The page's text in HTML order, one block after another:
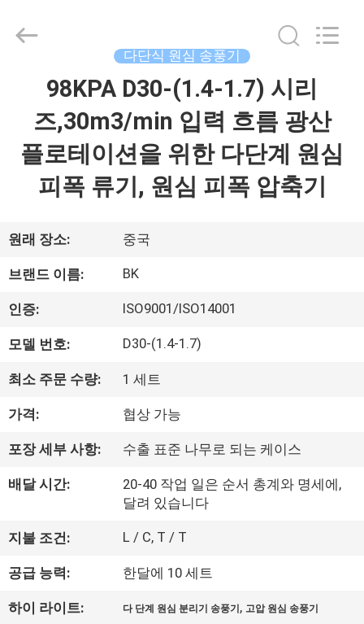
동
영
상
우
리
에
대
하
공
장
Reserved.
다단식 원심 송풍기
98KPA D30-(1.4-1.7) 시리
즈,30m3/min 입력 흐름 광산
플로테이션을 위한 다단계 원심
피폭 류기, 원심 피폭 압축기
원래 장소: 중국
브랜드 이름: BK
인증: ISO9001/ISO14001
모델 번호: D30-(1.4-1.7)
최소 주문 수량: 1 세트
가격: 협상 가능
포장 세부 사항: 수출 표준 나무로 되는 케이스
배달 시간:
20-40 작업 일은 순서 총계와 명세에,
달려 있습니다
지불 조건: L / C, T / T
공급 능력: 한달에 10 세트
하이 라이트: 다 단계 원심 분리기 송풍기 , 고압 원심 송풍기